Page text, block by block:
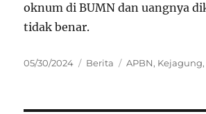
oknum di BUMN dan uangnya
tidak benar.
Posted
05/30/2024 Categories
Berita Tags
APBN, Kejagung,